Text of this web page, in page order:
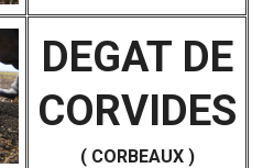
DEGAT DE
CORVIDES
( CORBEAUX )